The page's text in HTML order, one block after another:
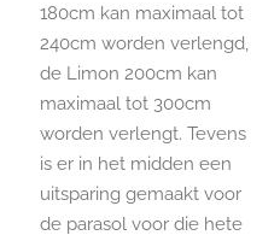
180cm kan maximaal tot
240cm worden verlengd,
de Limon 200cm kan
maximaal tot 300cm
worden verlengt. Tevens
is er in het midden een
uitsparing gemaakt voor
de parasol voor die hete